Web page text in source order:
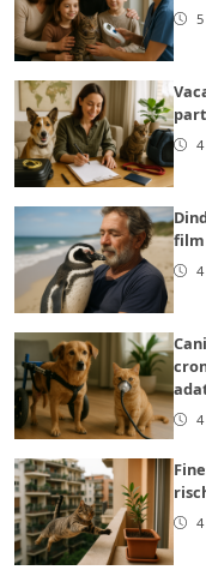
film